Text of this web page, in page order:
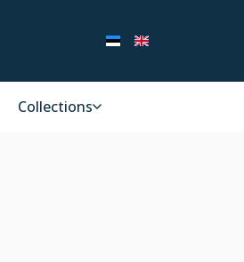
Collections